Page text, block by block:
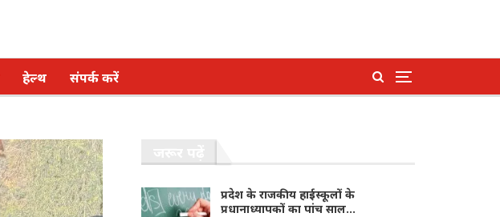
हेल्थ संपर्क करें
प्रदेश के राजकीय हाईस्कूलों के
प्रधानाध्यापकों का पांच साल…